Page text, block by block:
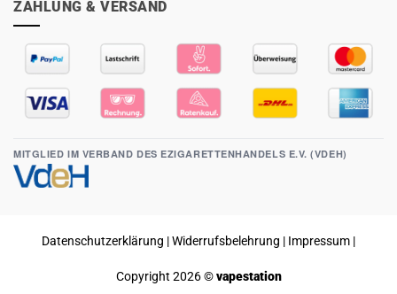
ZAHLUNG & VERSAND
MITGLIED IM VERBAND DES EZIGARETTENHANDELS E.V. (VDEH)
Datenschutzerklärung |Widerrufsbelehrung | Impressum |
Copyright 2026 ©vapestation